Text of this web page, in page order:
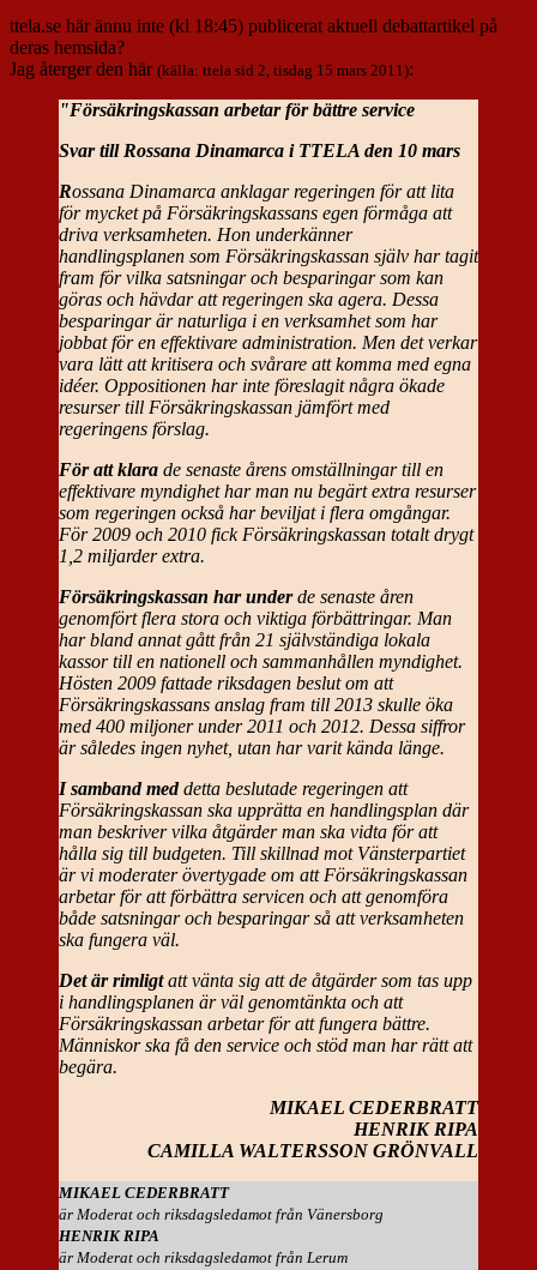
ttela.se här ännu inte (kl 18:45) publicerat aktuell debattartikel på
deras hemsida?
Jag återger den här (källa: ttela sid 2, tisdag 15 mars 2011):
"Försäkringskassan arbetar för bättre service
Svar till Rossana Dinamarca i TTELA den 10 mars
Rossana Dinamarca anklagar regeringen för att lita
för mycket på Försäkringskassans egen förmåga att
driva verksamheten. Hon underkänner
handlingsplanen som Försäkringskassan själv har tagit
fram för vilka satsningar och besparingar som kan
göras och hävdar att regeringen ska agera. Dessa
besparingar är naturliga i en verksamhet som har
jobbat för en effektivare administration. Men det verkar
vara lätt att kritisera och svårare att komma med egna
idéer. Oppositionen har inte föreslagit några ökade
resurser till Försäkringskassan jämfört med
regeringens förslag.
För att klara de senaste årens omställningar till en
effektivare myndighet har man nu begärt extra resurser
som regeringen också har beviljat i flera omgångar.
För 2009 och 2010 fick Försäkringskassan totalt drygt
1,2 miljarder extra.
Försäkringskassan har underde senaste åren
genomfört flera stora och viktiga förbättringar. Man
har bland annat gått från 21 självständiga lokala
kassor till en nationell och sammanhållen myndighet.
Hösten 2009 fattade riksdagen beslut om att
Försäkringskassans anslag fram till 2013 skulle öka
med 400 miljoner under 2011 och 2012. Dessa siffror
är således ingen nyhet, utan har varit kända länge.
I samband meddetta beslutade regeringen att
Försäkringskassan ska upprätta en handlingsplan där
man beskriver vilka åtgärder man ska vidta för att
hålla sig till budgeten. Till skillnad mot Vänsterpartiet
är vi moderater övertygade om att Försäkringskassan
arbetar för att förbättra servicen och att genomföra
både satsningar och besparingar så att verksamheten
ska fungera väl.
Det är rimligtatt vänta sig att de åtgärder som tas upp
i handlingsplanen är väl genomtänkta och att
Försäkringskassan arbetar för att fungera bättre.
Människor ska få den service och stöd man har rätt att
begära.
MIKAEL CEDERBRATT
HENRIK RIPA
CAMILLA WALTERSSON GRÖNVALL
MIKAEL CEDERBRATT
är Moderat och riksdagsledamot från Vänersborg
HENRIK RIPA
är Moderat och riksdagsledamot från Lerum